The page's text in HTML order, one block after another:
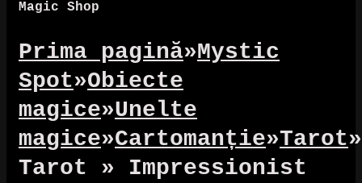
Magic Shop
Prima pagină»Mystic
Spot»Obiecte
magice»Unelte
magice»Cartomanție»Tarot»
Tarot » Impressionist